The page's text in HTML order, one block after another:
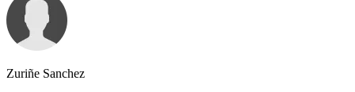
Zuriñe Sanchez